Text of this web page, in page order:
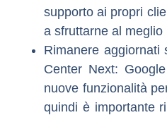
supporto ai propri
a sfruttarne al meglio
Rimanere aggiornati
Center Next:
nuove funzionalità
quindi è importante